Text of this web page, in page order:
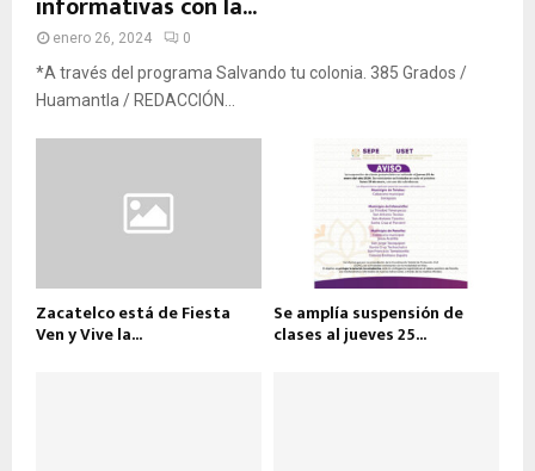
enero 26, 2024 0
*A través del programa Salvando tu colonia. 385 Grados /
Huamantla / REDACCIÓN...
Zacatelco está de Fiesta
Ven y Vive la...
Se amplía suspensión de
clases al jueves 25...